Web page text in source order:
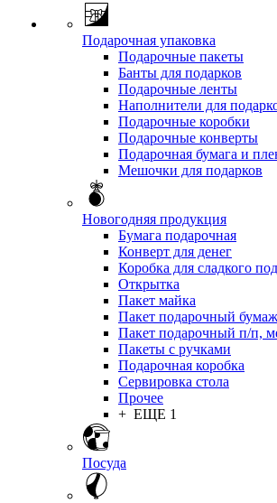
Подарочная упаковка
Подарочные пакеты
Банты для подарков
Подарочные ленты
Наполнители для
Подарочные коробки
Подарочные конверты
Подарочная бумага и
Мешочки для подарков
Новогодняя продукция
Бумага подарочная
Конверт для денег
Коробка для сладкого
Открытка
Пакет майка
Пакет подарочный
Пакет подарочный п/п,
Пакеты с ручками
Подарочная коробка
Сервировка стола
Прочее
+ ЕЩЕ 1
Посуда